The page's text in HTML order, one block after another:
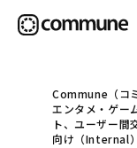
Commune
Commune（コ
エンタメ・ゲー
ト、ユーザー
向け（Internal